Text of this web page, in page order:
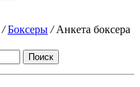
/ Боксеры /Анкета боксера